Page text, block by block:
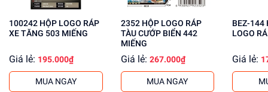
Mua ngay tạidochoitinphat.com, chúng tôi cung cấp giá sỉ
cho khách buôn. Liên hệ ngay để biết thêm thông tin!
100242 HỘP LOGO RÁP
XE TĂNG 503 MIẾNG
Giá lẻ: 195.000₫
MUA NGAY
2352 HỘP LOGO RÁP
TÀU CƯỚP BIỂN 442
MIẾNG
Giá lẻ: 267.000₫
MUA NGAY
BEZ-144 HỘP ẾCH
LOGO
Giá lẻ: